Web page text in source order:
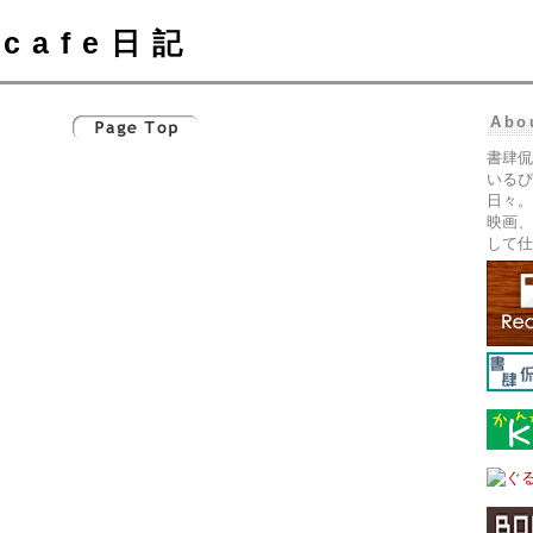
cafe日記
書肆
いる
日々
映画
して